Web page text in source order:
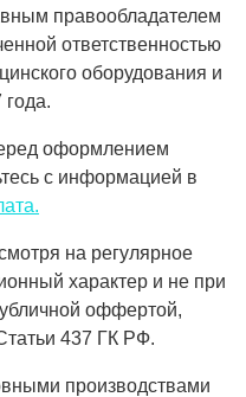
правообладателем
ответственностью
оборудования и
оформлением
с информацией в
на регулярное
характер и не при
оффертой,
437 ГК РФ.
производствами